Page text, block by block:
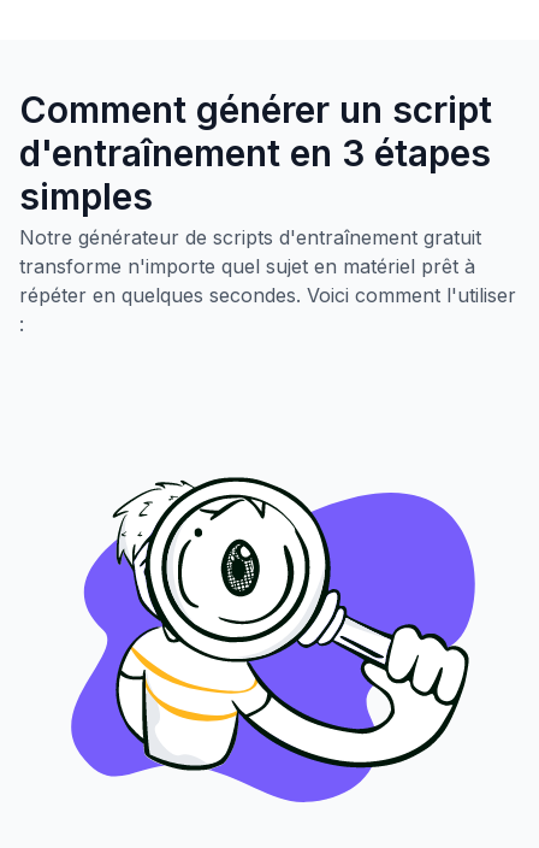
Comment générer un script
d'entraînement en 3 étapes
simples
Notre générateur de scripts d'entraînement gratuit
transforme n'importe quel sujet en matériel prêt à
répéter en quelques secondes. Voici comment l'utiliser
: